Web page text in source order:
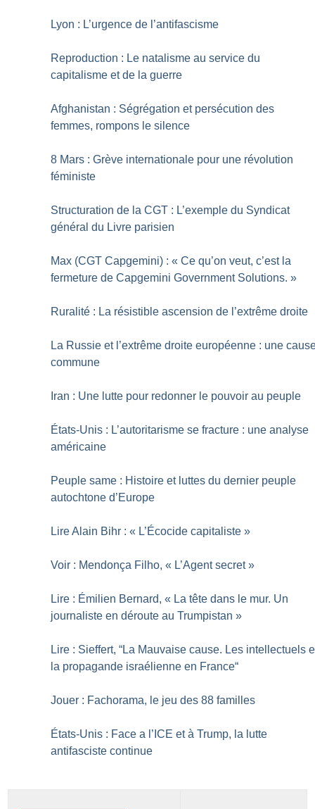
Lyon : L’urgence de l’antifascisme
Reproduction : Le natalisme au service du
capitalisme et de la guerre
Afghanistan : Ségrégation et persécution des
femmes, rompons le silence
8 Mars : Grève internationale pour une révolution
féministe
Structuration de la CGT : L’exemple du Syndicat
général du Livre parisien
Max (CGT Capgemini) : « Ce qu’on veut, c’est la
fermeture de Capgemini Government Solutions. »
Ruralité : La résistible ascension de l’extrême droite
La Russie et l’extrême droite européenne : une
commune
Iran : Une lutte pour redonner le pouvoir au peuple
États-Unis : L’autoritarisme se fracture : une analyse
américaine
Peuple same : Histoire et luttes du dernier peuple
autochtone d’Europe
Lire Alain Bihr : « L’Écocide capitaliste »
Voir : Mendonça Filho, « L’Agent secret »
Lire : Émilien Bernard, « La tête dans le mur. Un
journaliste en déroute au Trumpistan »
Lire : Sieffert, “La Mauvaise cause. Les intellectuels
la propagande israélienne en France“
Jouer : Fachorama, le jeu des 88 familles
États-Unis : Face a l’ICE et à Trump, la lutte
antifasciste continue